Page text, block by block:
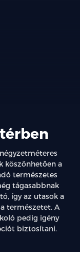
négyzetméteres
köszönhetően a
természetes
tágasabbnak
így az utasok a
természetet. A
pedig igény
biztosítani.